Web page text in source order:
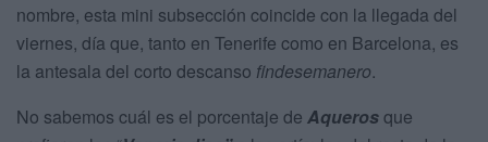
nombre, esta mini subsección coincide con la llegada del
viernes, día que, tanto en Tenerife como en Barcelona, es
la antesala del corto descanso findesemanero.
No sabemos cuál es el porcentaje de Aquerosque